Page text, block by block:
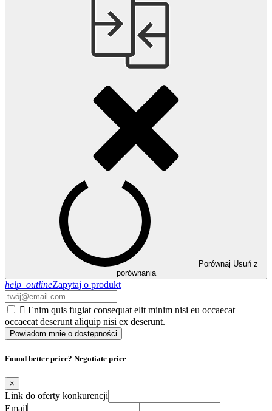
Porównaj Usuń z
porównania
help_outlineZapytaj o produkt
 Enim quis fugiat consequat elit minim nisi eu occaecat
occaecat deserunt aliquip nisi ex deserunt.
Powiadom mnie o dostępności
Found better price? Negotiate price
×
Link do oferty konkurencji
Email